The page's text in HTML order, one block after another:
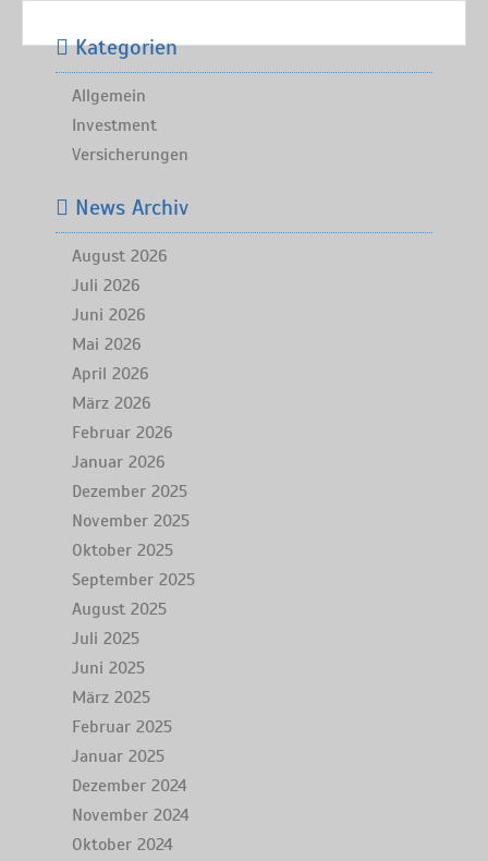
Kategorien
Allgemein
Investment
Versicherungen
News Archiv
August 2026
Juli 2026
Juni 2026
Mai 2026
April 2026
März 2026
Februar 2026
Januar 2026
Dezember 2025
November 2025
Oktober 2025
September 2025
August 2025
Juli 2025
Juni 2025
März 2025
Februar 2025
Januar 2025
Dezember 2024
November 2024
Oktober 2024